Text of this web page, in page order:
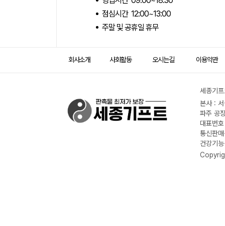
점심시간 12:00~13:00
주말 및 공휴일 휴무
회사소개 사회활동 오시는길 이용약관
세종기
본사 :
파주 공
대표번
통신판
건강기